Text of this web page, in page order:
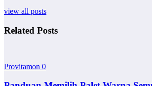
view all posts
Related Posts
Provitamon 0